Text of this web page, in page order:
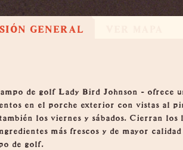
GENERAL
de golf Lady Bird Johnson - ofrece
en el porche exterior con vistas al
los viernes y sábados. Cierran
más frescos y de mayor
de golf.